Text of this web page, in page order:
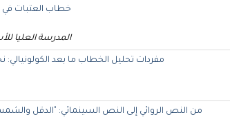
خطاب العتبات في
المدرسة العليا
مفردات تحليل الخطاب ما بعد الكولونيالي:
من النص الروائي إلى النص السينمائي: "الدقل